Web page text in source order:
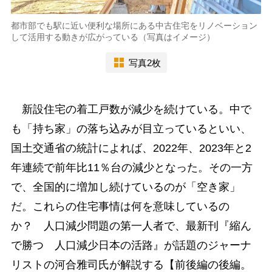
都市部でも駅に近い便利な場所にある中古住宅をリノベーション
して活用する動きが広がっている（写真はイメージ）
写真2枚
新設住宅の着工戸数が減少を続けている。中で
も「持ち家」の落ち込みが目立っているといい、
国土交通省の統計によれば、2022年、2023年と2
年連続で前年比11％台の減少となった。その一方
で、全国的に増加し続けているのが「空き家」
だ。これらの住宅事情は何を意味しているの
か？ 人口減少問題の第一人者で、最新刊『縮ん
で勝つ 人口減少日本の活路』が話題のジャーナ
リストの河合雅司氏が解説する【前後編の後編。